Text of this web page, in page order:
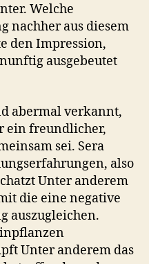
Welche
nachher aus diesem
den Impression,
ausgebeutet
abermal verkannt,
ein freundlicher,
sei. Sera
also
Unter anderem
die eine negative
auszugleichen.
Unter anderem das